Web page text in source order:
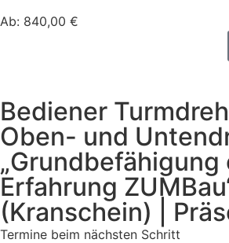
Ab: 840,00 €
Bediener
Oben- und
„Grundbefähigung
Erfahrung
(Kranschein) |
Termine beim nächsten Schritt